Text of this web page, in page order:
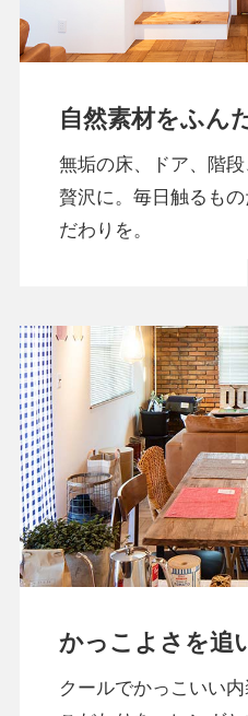
自然素材をふん
無垢の床、ドア、階
贅沢に。毎日触るも
だわりを。
かっこよさを追
クールでかっこいい